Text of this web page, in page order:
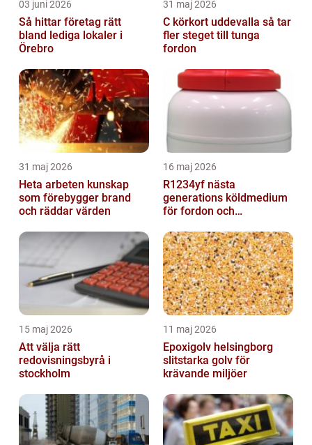
03 juni 2026
Så hittar företag rätt
bland lediga lokaler i
Örebro
31 maj 2026
C körkort uddevalla så tar
fler steget till tunga
fordon
31 maj 2026
Heta arbeten kunskap
som förebygger brand
och räddar värden
16 maj 2026
R1234yf nästa
generations köldmedium
för fordon och
15 maj 2026
Att välja rätt
redovisningsbyrå i
stockholm
11 maj 2026
Epoxigolv helsingborg
slitstarka golv för
krävande miljöer